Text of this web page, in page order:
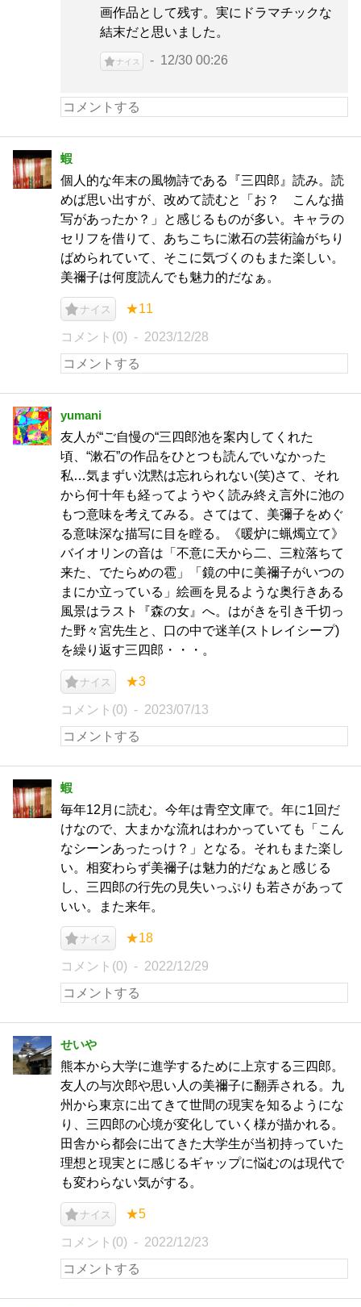
画作品として残す。実にドラマチックな
結末だと思いました。
ナイス 12/30 00:26
蝦
個人的な年末の風物詩である『三四郎』読み。読
めば思い出すが、改めて読むと「お？ こんな描
写があったか？」と感じるものが多い。キャラの
セリフを借りて、あちこちに漱石の芸術論がちり
ばめられていて、そこに気づくのもまた楽しい。
美禰子は何度読んでも魅力的だなぁ。
ナイス ★11
コメント(0) 2023/12/28
yumani
友人が“ご自慢の“三四郎池を案内してくれた
頃、“漱石”の作品をひとつも読んでいなかった
私…気まずい沈黙は忘れられない(笑)さて、それ
から何十年も経ってようやく読み終え言外に池の
もつ意味を考えてみる。さてはて、美彌子をめぐ
る意味深な描写に目を瞠る。《暖炉に蝋燭立て》
バイオリンの音は「不意に天から二、三粒落ちて
来た、でたらめの雹」「鏡の中に美禰子がいつの
まにか立っている」絵画を見るような奥行きある
風景はラスト『森の女』へ。はがきを引き千切っ
た野々宮先生と、口の中で迷羊(ストレイシープ)
を繰り返す三四郎・・・。
ナイス ★3
コメント(0) 2023/07/13
蝦
毎年12月に読む。今年は青空文庫で。年に1回だ
けなので、大まかな流れはわかっていても「こん
なシーンあったっけ？」となる。それもまた楽し
い。相変わらず美禰子は魅力的だなぁと感じる
し、三四郎の行先の見失いっぷりも若さがあって
いい。また来年。
ナイス ★18
コメント(0) 2022/12/29
せいや
熊本から大学に進学するために上京する三四郎。
友人の与次郎や思い人の美禰子に翻弄される。九
州から東京に出てきて世間の現実を知るようにな
り、三四郎の心境が変化していく様が描かれる。
田舎から都会に出てきた大学生が当初持っていた
理想と現実とに感じるギャップに悩むのは現代で
も変わらない気がする。
ナイス ★5
コメント(0) 2022/12/23